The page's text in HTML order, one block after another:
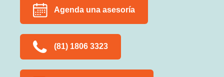
Agenda una asesoría
(81) 1806 3323